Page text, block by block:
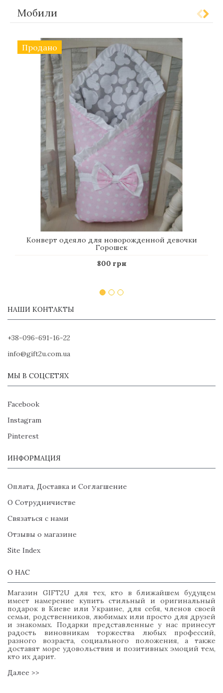
Мобили
Продано
Конверт одеяло для новорожденной девочки
Горошек
800 грн
НАШИ КОНТАКТЫ
+38-096-691-16-22
info@gift2u.com.ua
МЫ В СОЦСЕТЯХ
Facebook
Instagram
Pinterest
ИНФОРМАЦИЯ
Оплата, Доставка и Соглагшение
О Сотрудничистве
Связаться с нами
Отзывы о магазине
Site Index
О НАС
Магазин GIFT2U для тех, кто в ближайшем будущем
имеет намерение купить стильный и оригинальный
подарок в Киеве или Украине, для себя, членов своей
семьи, родственников, любимых или просто для друзей
и знакомых. Подарки представленные у нас принесут
радость виновникам торжества любых профессий,
разного возраста, социального положения, а также
доставят море удовольствия и позитивных эмоций тем,
кто их дарит.
Далее >>